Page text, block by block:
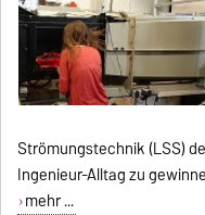
Strömungstechnik (LSS)
Ingenieur-Alltag zu
mehr ...